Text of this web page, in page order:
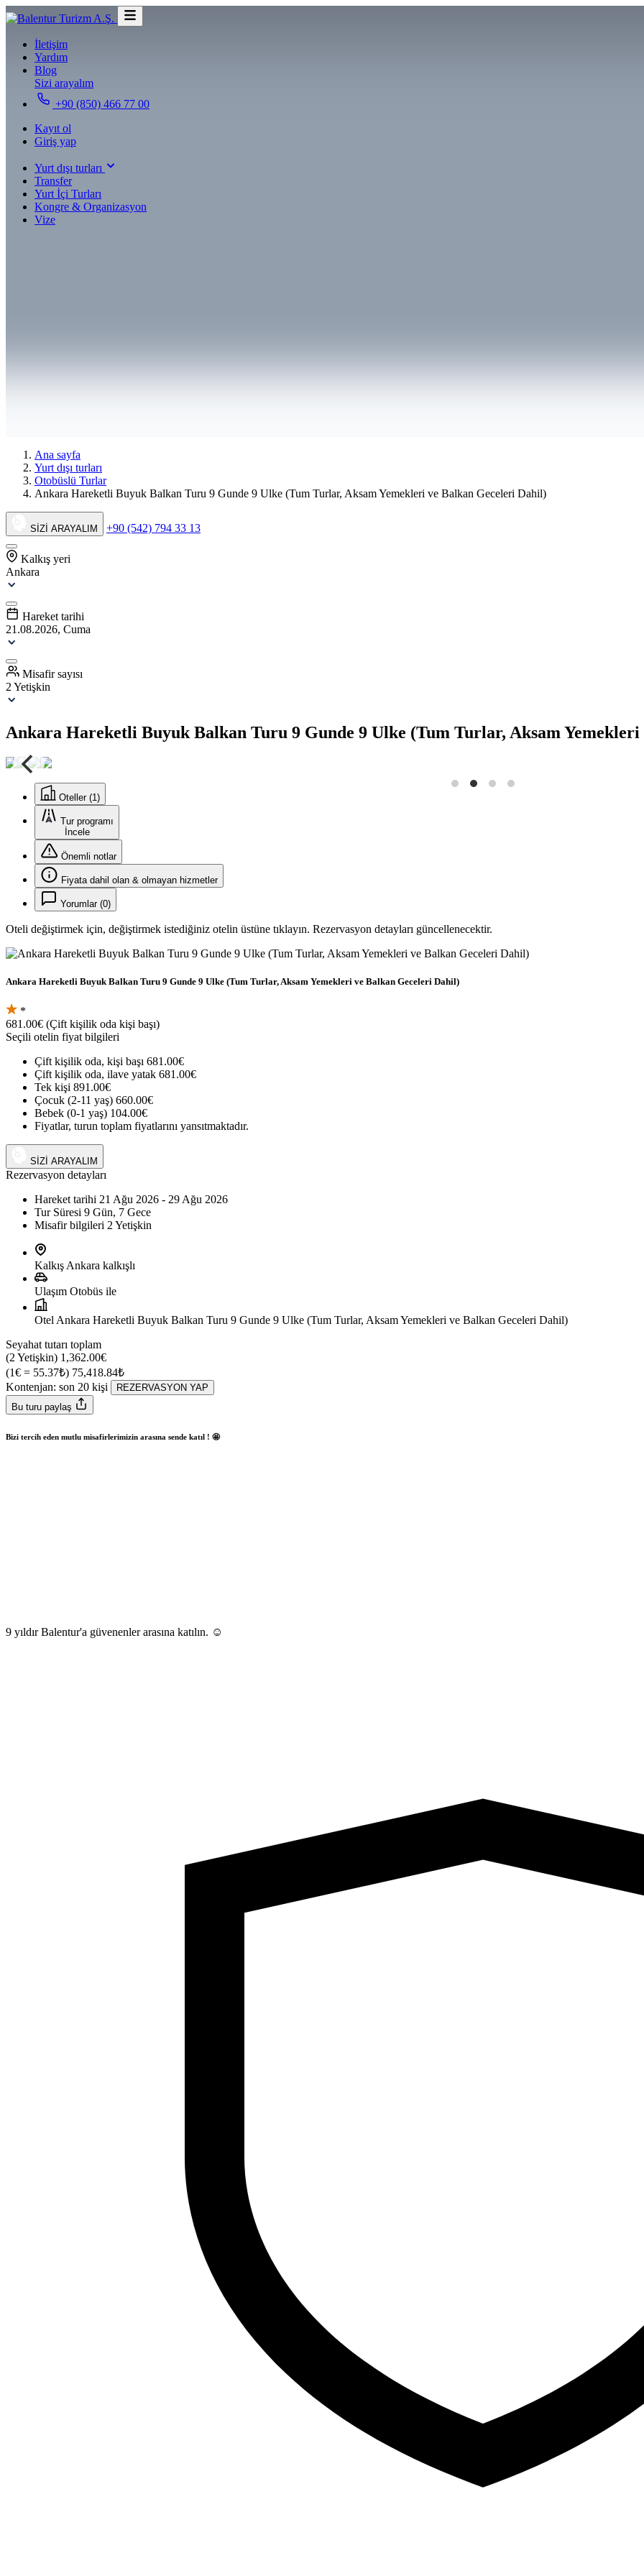
İletişim
Yardım
Blog
Sizi arayalım
+90 (850) 466 77 00
Kayıt ol
Giriş yap
Yurt dışı turları
Transfer
Yurt İçi Turları
Kongre & Organizasyon
Vize
Ana sayfa
Yurt dışı turları
Otobüslü Turlar
Ankara Hareketli Buyuk Balkan Turu 9 Gunde 9 Ulke (Tum Turlar, Aksam Yemekleri ve Balkan Geceleri Dahil)
SİZİ ARAYALIM +90 (542) 794 33 13
Kalkış yeri
Ankara
Hareket tarihi
21.08.2026, Cuma
Misafir sayısı
2 Yetişkin
Ankara Hareketli Buyuk Balkan Turu 9 Gunde 9 Ulke (Tum Turlar, Aksam
Oteller (1)
Tur programı
İncele
Önemli notlar
Fiyata dahil olan & olmayan hizmetler
Yorumlar (0)
Oteli değiştirmek için, değiştirmek istediğiniz otelin üstüne tıklayın. Rezervasyon detayları güncellenecektir.
Ankara Hareketli Buyuk Balkan Turu 9 Gunde 9 Ulke (Tum Turlar, Aksam Yemekleri ve Balkan Geceleri Dahil)
*
681.00€ (Çift kişilik oda kişi başı)
Seçili otelin fiyat bilgileri
Çift kişilik oda, kişi başı 681.00€
Çift kişilik oda, ilave yatak 681.00€
Tek kişi 891.00€
Çocuk (2-11 yaş) 660.00€
Bebek (0-1 yaş) 104.00€
Fiyatlar, turun toplam fiyatlarını yansıtmaktadır.
SİZİ ARAYALIM
Rezervasyon detayları
Hareket tarihi 21 Ağu 2026 - 29 Ağu 2026
Tur Süresi 9 Gün, 7 Gece
Misafir bilgileri 2 Yetişkin
Kalkış Ankara kalkışlı
Ulaşım Otobüs ile
Otel Ankara Hareketli Buyuk Balkan Turu 9 Gunde 9 Ulke (Tum Turlar, Aksam Yemekleri ve Balkan Geceleri Dahil)
Seyahat tutarı toplam
(2 Yetişkin) 1,362.00€
(1€ = 55.37₺) 75,418.84₺
Kontenjan: son 20 kişi
REZERVASYON YAP
Bu turu paylaş
Bizi tercih eden mutlu misafirlerimizin arasına sende katıl ! 🤩
9 yıldır Balentur'a güvenenler arasına katılın. ☺️